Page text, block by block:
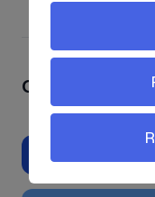
Comparte el